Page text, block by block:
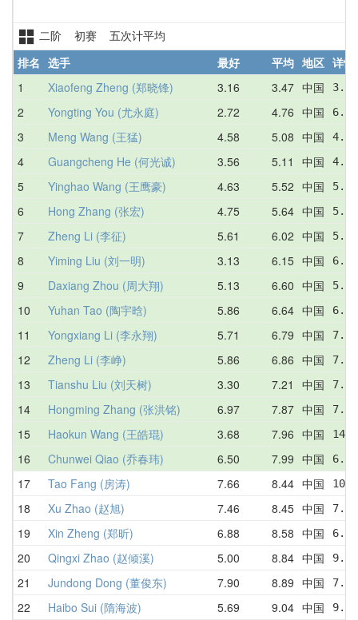
二阶 初赛 五次计平均
排名 选手 最好 平均 地区 详情
1
Xiaofeng Zheng (郑晓锋) 3.16 3.47 中国
2 Yongting You (尤永庭) 2.72 4.76 中国
3 Meng Wang (王猛) 4.58 5.08 中国
4 Guangcheng He (何光诚) 3.56 5.11 中国
5 Yinghao Wang (王鹰豪) 4.63 5.52 中国
6 Hong Zhang (张宏) 4.75 5.64 中国
7 Zheng Li (李征) 5.61 6.02 中国
8 Yiming Liu (刘一明) 3.13 6.15 中国
9 Daxiang Zhou (周大翔) 5.13 6.60 中国
10 Yuhan Tao (陶宇晗) 5.86 6.64 中国
11 Yongxiang Li (李永翔) 5.71 6.79 中国
12 Zheng Li (李峥) 5.86 6.86 中国
13 Tianshu Liu (刘天树) 3.30 7.21 中国
14 Hongming Zhang (张洪铭) 6.97 7.87 中国
15 Haokun Wang (王皓琨) 3.68 7.96 中国
16 Chunwei Qiao (乔春玮) 6.50 7.99 中国
17 Tao Fang (房涛) 7.66 8.44 中国
18 Xu Zhao (赵旭) 7.46 8.45 中国
19 Xin Zheng (郑昕) 6.88 8.58 中国
20 Qingxi Zhao (赵倾溪) 5.00 8.84 中国
21 Jundong Dong (董俊东) 7.90 8.89 中国
22 Haibo Sui (隋海波) 5.69 9.04 中国